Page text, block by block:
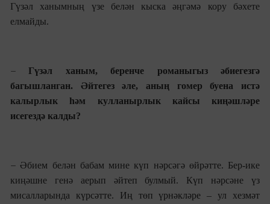
Гүзәл ханымның үзе белән кыска әңгәмә кору бәхете
елмайды.
–Гүзәл ханым, беренче романыгызәбиегезгә
багышланган. Әйтегез әле, аның гомер буена истә
калырлык һәм кулланырлык кайсы киңәшләре
исегездә калды?
– Әбием белән бабам мине күп нәрсәгә өйрәтте. Бер-ике
киңәшне генә аерып әйтеп булмый. Күп нәрсәне үз
мисалларында күрсәтте. Иң төп үрнәкләре – ул хезмәт